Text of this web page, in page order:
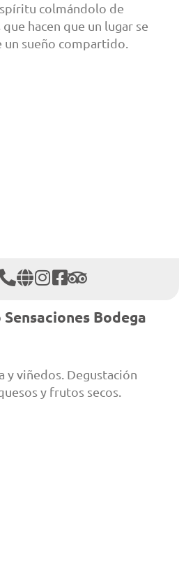
colmándolo de
hacen que un lugar se
sueño compartido.
Bodega
y viñedos. Degustación
y frutos secos.